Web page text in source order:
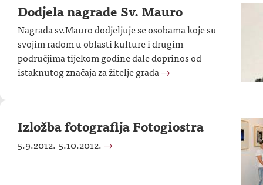
Dodjela nagrade Sv. Mauro
Nagrada sv.Mauro dodjeljuje se osobama koje su
svojim radom u oblasti kulture i drugim
područjima tijekom godine dale doprinos od
istaknutog značaja za žitelje grada→
Izložba fotografija Fotogiostra
5.9.2012.-5.10.2012.→